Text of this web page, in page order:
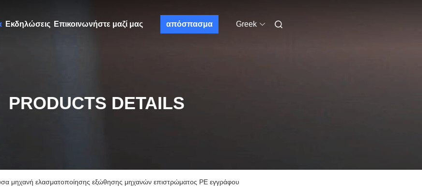
Εκδηλώσεις Επικοινωνήστε μαζί μας απόσπασμα Greek
PRODUCTS DETAILS
μηχανή ελασματοποίησης εξώθησης μηχανών επιστρώματος PE εγγράφου